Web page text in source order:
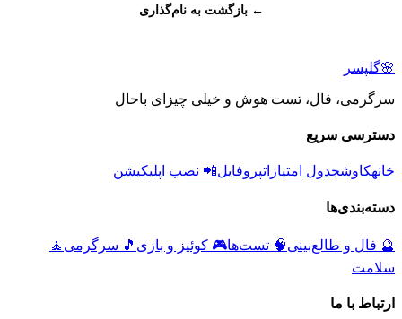
← بازگشت به نام‌گذاری
🌸گلپسر
سرگرمی، فال، تست هوش و خیلی چیزای باحال
دسترسی سریع
خانهکاوشجدول امتیازاتپروفایل📲 نصب اپلیکیشن
دسته‌بندی‌ها
🔮 فال و طالع‌بینی🧠 تست‌ها🎮 کوئیز و بازی 🎵 سرگرمی 🧘
سلامت
ارتباط با ما